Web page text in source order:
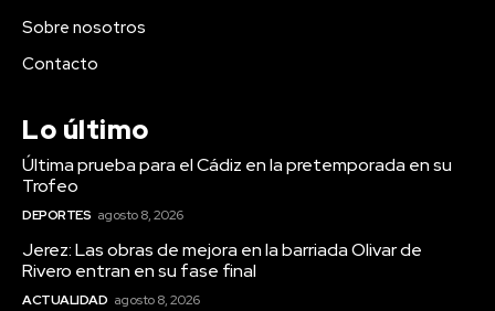
Sobre nosotros
Contacto
Lo último
Última prueba para el Cádiz en la pretemporada en su
Trofeo
DEPORTES agosto 8, 2026
Jerez: Las obras de mejora en la barriada Olivar de
Rivero entran en su fase final
ACTUALIDAD agosto 8, 2026